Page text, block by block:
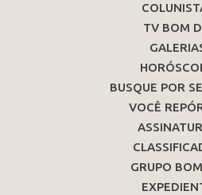
TV BOM
BUSQUE POR
VOCÊ
GRUPO